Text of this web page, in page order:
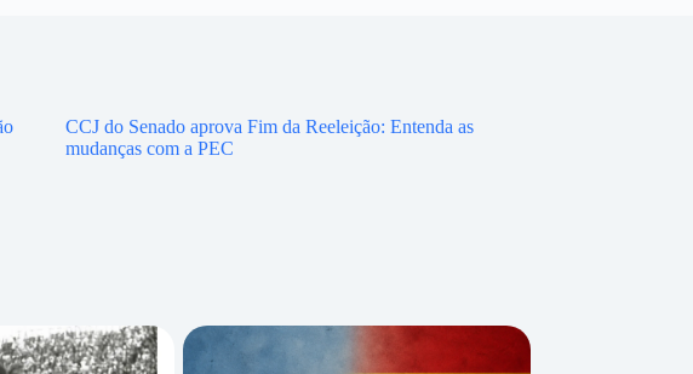
CCJ do Senado aprova Fim da Reeleição: Entenda as
mudanças com a PEC